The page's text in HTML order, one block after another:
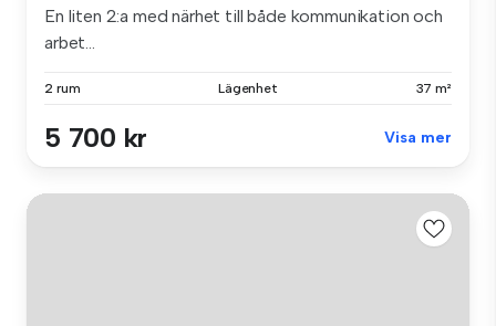
En liten 2:a med närhet till både kommunikation och
arbet...
2 rum Lägenhet 37 m²
5 700 kr Visa mer